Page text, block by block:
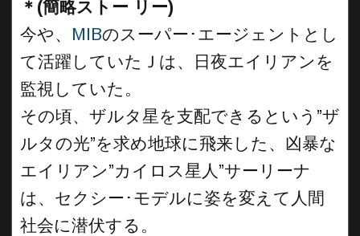
＊(簡略ストー リー)
今や、 MIBのスーパー･エージェントとし
て活躍していたＪは、日夜エイリアンを
監視していた。
その頃、ザルタ星を支配できるという”ザ
ルタの光”を求め地球に飛来した、凶暴な
エイリアン”カイロス星人”サーリーナ
は、セクシー･モデルに姿を変えて人間
社会に潜伏する。